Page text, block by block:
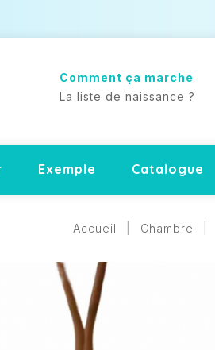
Comment ça marche
La liste de naissance ?
Exemple Catalogue
Accueil Chambre